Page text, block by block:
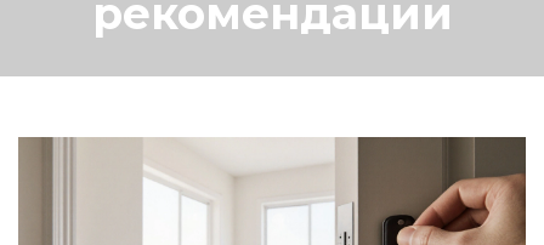
рекомендации